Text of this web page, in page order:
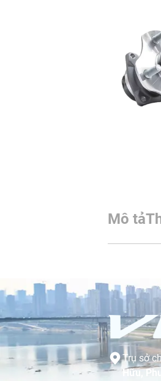
Mô tả
Trụ sở
Hữu,